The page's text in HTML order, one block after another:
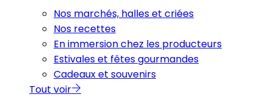
Nos marchés, halles et criées
Nos recettes
En immersion chez les producteurs
Estivales et fêtes gourmandes
Cadeaux et souvenirs
Tout voir